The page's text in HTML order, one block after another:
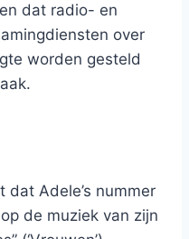
dat radio- en
over
worden gesteld
Adele’s nummer
de muziek van zijn